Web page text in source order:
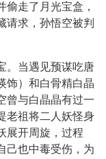
走了月光宝盒，
请求，孙悟空被判
。当遇见预谋吃唐
饰）和白骨精白晶
曾与白晶晶有过一
老祖将二人妖怪身
展开周旋，过程
己也中毒受伤，为